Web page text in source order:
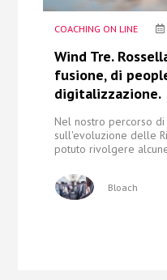
COACHING ON LINE
Wind Tre.
fusione, di
digitalizzazione.
Nel nostro percorso
sull'evoluzione delle
potuto rivolgere
Bloach